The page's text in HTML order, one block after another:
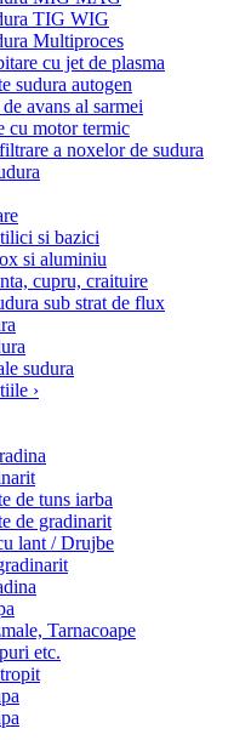
TIG WIG
Multiproces
cu jet de plasma
sudura autogen
avans al sarmei
cu motor termic
a noxelor de sudura
si bazici
si aluminiu
cupru, craituire
sub strat de flux
sudura
›
de tuns iarba
de gradinarit
lant / Drujbe
Tarnacoape
etc.